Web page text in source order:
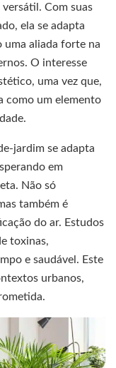
Com suas
ela se adapta
uma aliada forte na
O interesse
uma vez que,
como um elemento
jardim se adapta
em
Não só
também é
do ar. Estudos
toxinas,
e saudável. Este
urbanos,